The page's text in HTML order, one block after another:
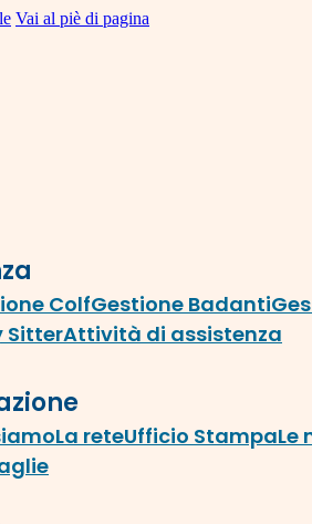
Vai al piè di pagina
ColfGestione Badanti
SitterAttività di assistenza
La reteUfficio StampaLe